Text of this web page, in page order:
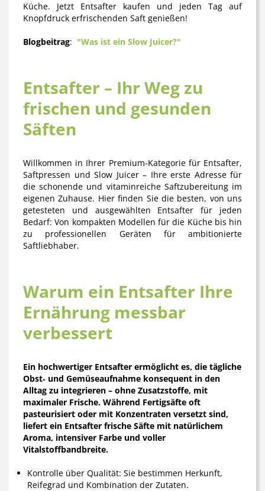
Küche. Jetzt Entsafter kaufen und jeden Tag auf
Knopfdruck erfrischenden Saft genießen!
Blogbeitrag: "Was ist ein Slow Juicer?"
Entsafter – Ihr Weg zu
frischen und gesunden
Säften
Willkommen in Ihrer Premium-Kategorie für Entsafter,
Saftpressen und Slow Juicer – Ihre erste Adresse für
die schonende und vitaminreiche Saftzubereitung im
eigenen Zuhause. Hier finden Sie die besten, von uns
getesteten und ausgewählten Entsafter für jeden
Bedarf: Von kompakten Modellen für die Küche bis hin
zu professionellen Geräten für ambitionierte
Saftliebhaber.
Warum ein Entsafter Ihre
Ernährung messbar
verbessert
Ein hochwertiger Entsafter ermöglicht es, die tägliche
Obst‑ und Gemüseaufnahme konsequent in den
Alltag zu integrieren – ohne Zusatzstoffe, mit
maximaler Frische. Während Fertigsäfte oft
pasteurisiert oder mit Konzentraten versetzt sind,
liefert ein Entsafter frische Säfte mit natürlichem
Aroma, intensiver Farbe und voller
Vitalstoffbandbreite.
Kontrolle über Qualität: Sie bestimmen Herkunft,
Reifegrad und Kombination der Zutaten.